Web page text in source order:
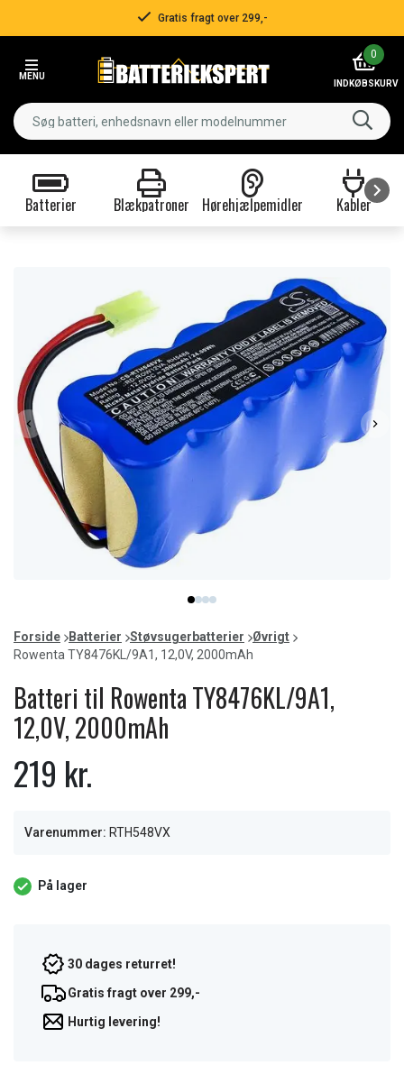
Gratis fragt over 299,-
MENU
0
INDKØBSKURV
Batterier Blækpatroner Hørehjælpemidler Kabler
item
0
item
1
item
2
item
3
of
4
Forside Batterier Støvsugerbatterier
Øvrigt
Rowenta TY8476KL/9A1, 12,0V, 2000mAh
Batteri til Rowenta TY8476KL/9A1,
12,0V, 2000mAh
219 kr.
Varenummer: RTH548VX
På lager
30 dages returret!
Gratis fragt over 299,-
Hurtig levering!